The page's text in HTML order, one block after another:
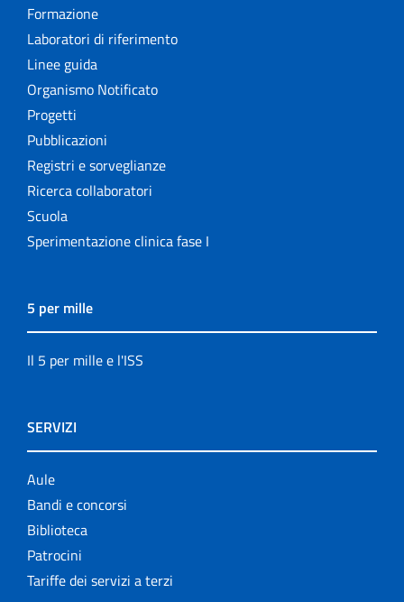
Formazione
Laboratori di riferimento
Linee guida
Organismo Notificato
Progetti
Pubblicazioni
Registri e sorveglianze
Ricerca collaboratori
Scuola
Sperimentazione clinica fase I
5 per mille
Il 5 per mille e l'ISS
SERVIZI
Aule
Bandi e concorsi
Biblioteca
Patrocini
Tariffe dei servizi a terzi